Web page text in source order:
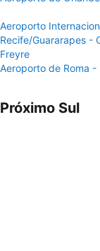
Aeroporto
Recife/Guararapes -
Freyre
Aeroporto de Roma -
Próximo Sul